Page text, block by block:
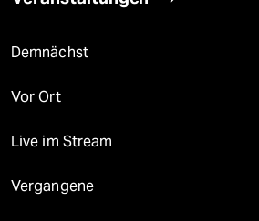
Demnächst
Vor Ort
Live im Stream
Vergangene